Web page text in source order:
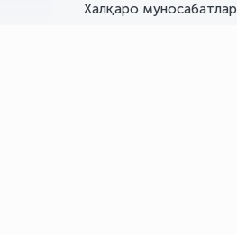
Халқаро муносабатлар